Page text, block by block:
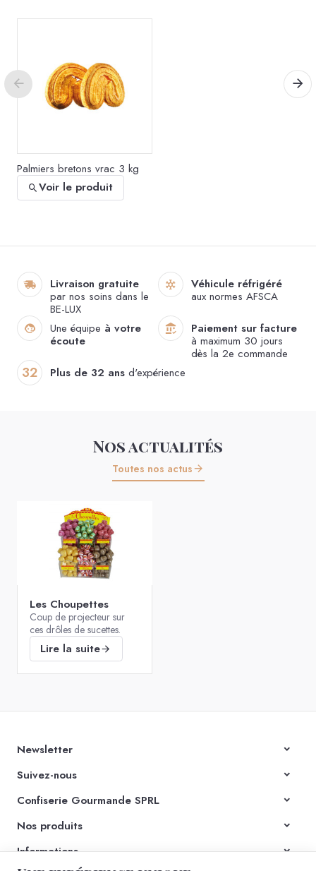
Voir le produit
Palmiers bretons vrac 3 kg
Voir le produit
Voir le produit
Voir le produit
Livraison gratuite
par nos soins dans le
BE-LUX
Véhicule réfrigéré
aux normes AFSCA
Une équipe à votre
écoute
Paiement sur facture
à maximum 30 jours
dès la 2e commande
32 Plus de 32 ans d'expérience
Nos actualités
Toutes nos actus
Les Choupettes
Coup de projecteur sur
ces drôles de sucettes.
Lire la suite
Newsletter
Suivez-nous
Confiserie Gourmande SPRL
Nos produits
Informations